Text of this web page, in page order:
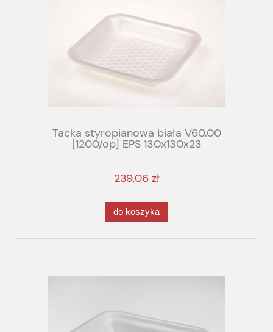
Tacka styropianowa biała V60.00
[1200/op] EPS 130x130x23
239,06 zł
do koszyka